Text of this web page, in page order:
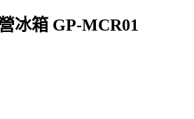
冰箱 GP-MCR01